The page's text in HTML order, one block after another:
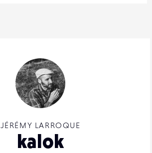
JÉRÉMY LARROQUE
kalok